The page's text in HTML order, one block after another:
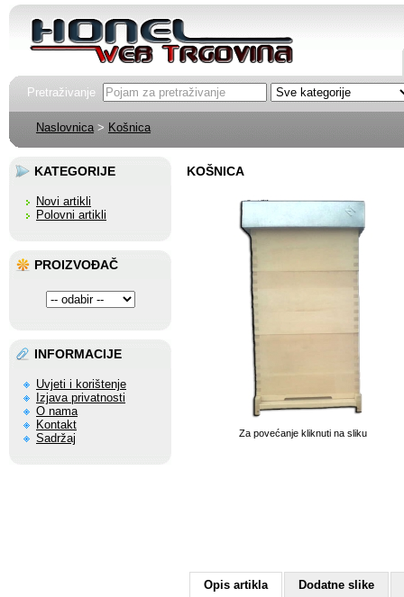
Pretraživanje
Naslovnica> Košnica
KATEGORIJE
Novi artikli
Polovni artikli
PROIZVOĐAČ
INFORMACIJE
Uvjeti i korištenje
Izjava privatnosti
O nama
Kontakt
Sadržaj
KOŠNICA
Za povećanje kliknuti na sliku
Opis artikla Dodatne slike